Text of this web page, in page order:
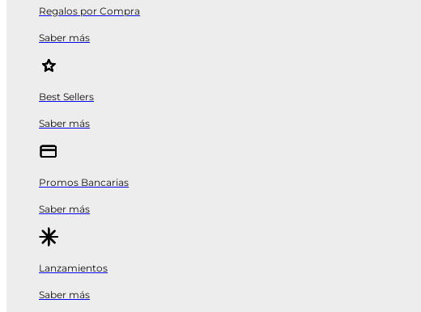
Regalos por Compra
Saber más
Best Sellers
Saber más
Promos Bancarias
Saber más
Lanzamientos
Saber más